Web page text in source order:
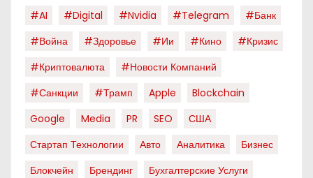
#AI #digital #nvidia #telegram
#банк
#война
#здоровье #ии #кино
#кризис
#криптовалюта
#новости Компаний
#санкции
#трамп Apple
Blockchain
Google
Media PR SEO
США
Стартап Технологии
Авто Аналитика
Бизнес
Блокчейн
Брендинг
Бухгалтерские Услуги